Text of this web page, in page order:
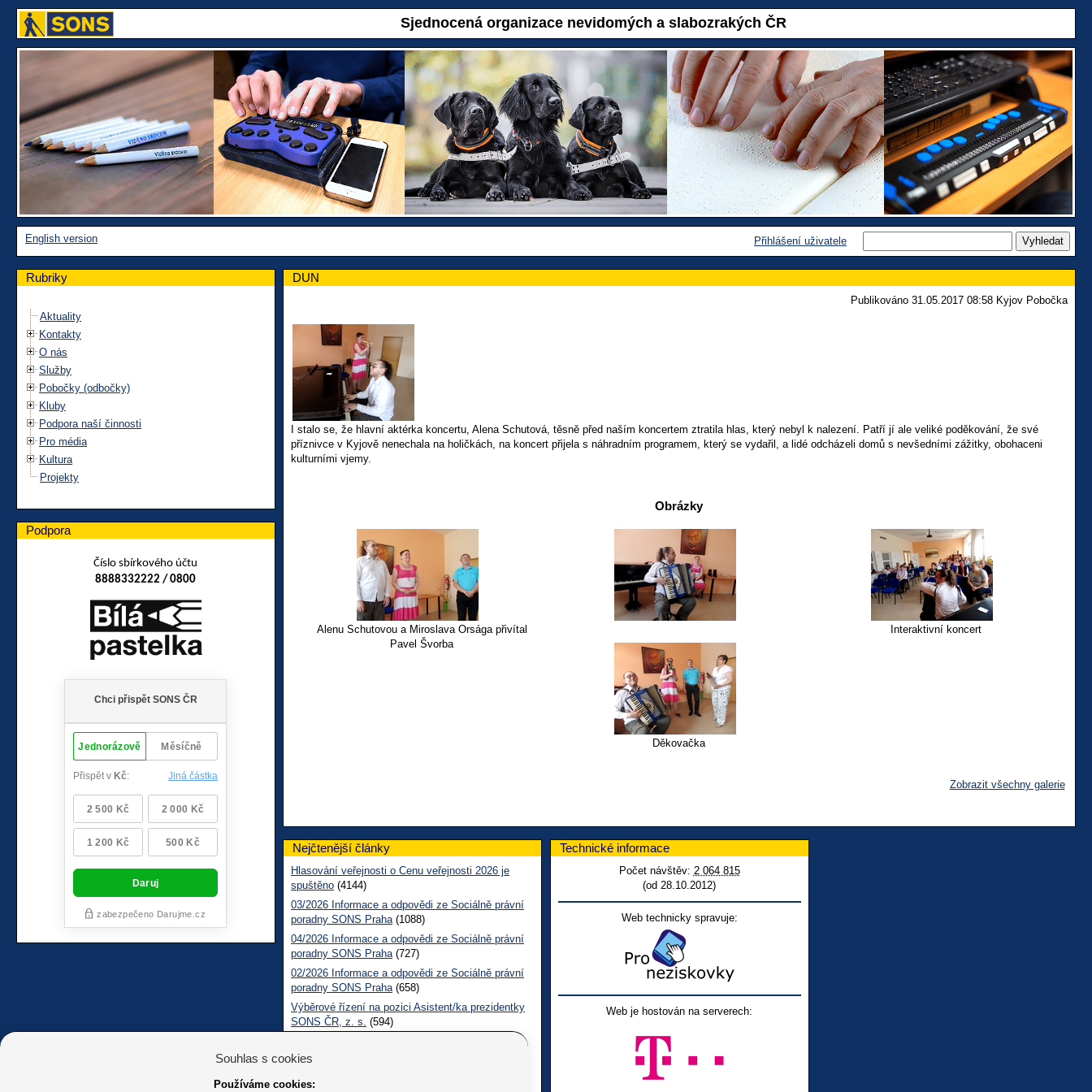
Sjednocená organizace nevidomých a slabozrakých ČR
English version Přihlášení uživatele
Rubriky
Aktuality
Kontakty
O nás
Služby
Pobočky (odbočky)
Kluby
Podpora naší činnosti
Pro média
Kultura
Projekty
DUN
Publikováno 31.05.2017 08:58 Kyjov Pobočka
I stalo se, že hlavní aktérka koncertu, Alena Schutová, těsně před naším koncertem ztratila hlas, který nebyl k nalezení. Patří jí ale veliké poděkování, že své
příznivce v Kyjově nenechala na holičkách, na koncert přijela s náhradním programem, který se vydařil, a lidé odcházeli domů s nevšedními zážitky, obohaceni
kulturními vjemy.
Obrázky
Alenu Schutovou a Miroslava Orsága přivítal
Pavel Švorba
Interaktivní koncert
Děkovačka
Zobrazit všechny galerie
Podpora
Číslo sbírkového účtu
8888332222 / 0800
Nejčtenější články
Hlasování veřejnosti o Cenu veřejnosti 2026 je
spuštěno (4144)
03/2026 Informace a odpovědi ze Sociálně právní
poradny SONS Praha (1088)
04/2026 Informace a odpovědi ze Sociálně právní
poradny SONS Praha (727)
02/2026 Informace a odpovědi ze Sociálně právní
poradny SONS Praha (658)
Výběrové řízení na pozici Asistent/ka prezidentky
SONS ČR, z. s. (594)
zrakovým postižením – vyplňte prosím dotazník
Technické informace
Počet návštěv: 2 064 815
(od 28.10.2012)
Web technicky spravuje:
Web je hostován na serverech:
Souhlas s cookies
Používáme cookies: